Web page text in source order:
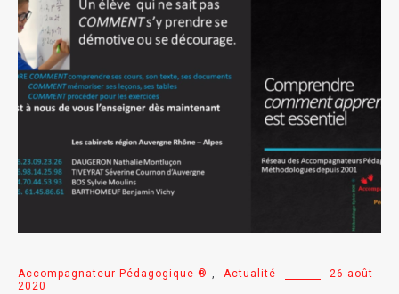
Accompagnateur Pédagogique ® , Actualité
26 août
2020